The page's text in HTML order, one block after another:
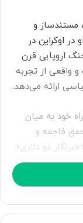
مستندساز و
در اوکراین در
اروپایی قرن
واقعی از تجربه
ارائه می‌دهد.
خود به میان
فاجعه و
دو دلاری»
است از جنگ،
که هر لحظه